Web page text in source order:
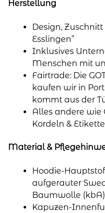
Herstellung
Design, Zuschnitt
Esslingen”
Inklusives
Menschen mit
Fairtrade: Die
kaufen wir in
kommt aus der
Alles andere wie
Kordeln &
Material &
Hoodie-
aufgerauter
Baumwolle (kbA)
Kapuzen-